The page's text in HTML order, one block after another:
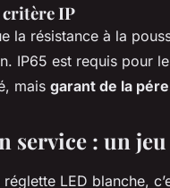
IP
la résistance à la
IP65 est requis pour
mais garant de la
service : un jeu
LED blanche,